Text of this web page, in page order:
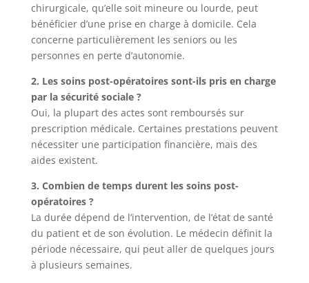
chirurgicale, qu’elle soit mineure ou lourde, peut
bénéficier d’une prise en charge à domicile. Cela
concerne particulièrement les seniors ou les
personnes en perte d’autonomie.
2. Les soins post-opératoires sont-ils pris en charge
par la sécurité sociale ?
Oui, la plupart des actes sont remboursés sur
prescription médicale. Certaines prestations peuvent
nécessiter une participation financière, mais des
aides existent.
3. Combien de temps durent les soins post-
opératoires ?
La durée dépend de l’intervention, de l’état de santé
du patient et de son évolution. Le médecin définit la
période nécessaire, qui peut aller de quelques jours
à plusieurs semaines.